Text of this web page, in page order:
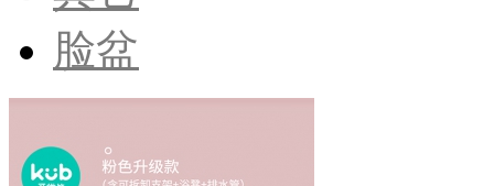
脸盆